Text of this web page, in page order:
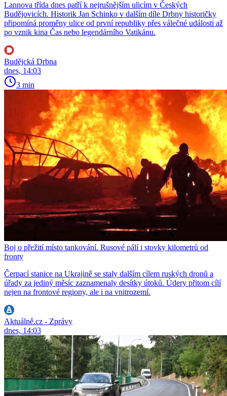
Lannova třída dnes patří k nejrušnějším ulicím v Českých
Budějovicích. Historik Jan Schinko v dalším díle Drbny historičky
připomíná proměny ulice od první republiky přes válečné události až
po vznik kina Čas nebo legendárního Vatikánu.
Budějcká Drbna
dnes, 14:03
3 min
Boj o přežití místo tankování. Rusové pálí i stovky kilometrů od
fronty
Čerpací stanice na Ukrajině se staly dalším cílem ruských dronů a
úřady za jediný měsíc zaznamenaly desítky útoků. Údery přitom cílí
nejen na frontové regiony, ale i na vnitrozemí.
Aktuálně.cz - Zprávy
dnes, 14:03